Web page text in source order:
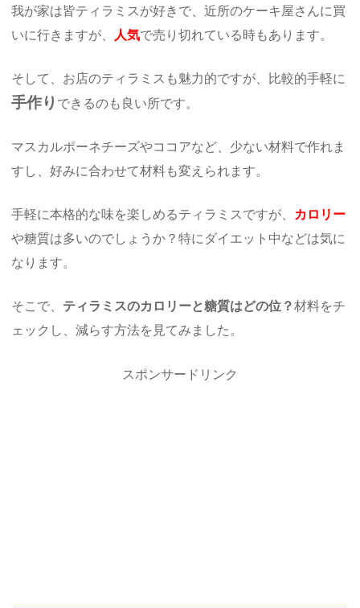
我が家は皆ティラミスが好きで、近所のケーキ屋さんに買
いに行きますが、
人気で売り切れている時もあります。
そして、お店のティラミスも魅力的ですが、比較的手軽に
手作り できるのも良い所です。
マスカルポーネチーズやココアなど、少ない材料で作れま
すし、好みに合わせて材料も変えられます。
手軽に本格的な味を楽しめるティラミスですが、 カロリー
や糖質は多いのでしょうか？特にダイエット中などは気に
なります。
そこで、 ティラミスのカロリーと糖質はどの位？材料をチ
ェックし、減らす方法を見てみました。
スポンサードリンク